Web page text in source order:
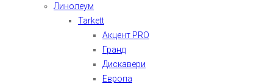
Линолеум
Tarkett
Акцент PRO
Гранд
Дискавери
Европа